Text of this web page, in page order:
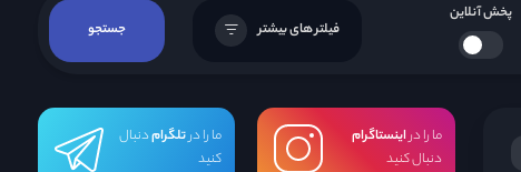
پخش آنلاین
فیلتر های بیشتر جستجو
ما را دراینستاگرام
دنبال کنید
ما را درتلگرامدنبال
کنید